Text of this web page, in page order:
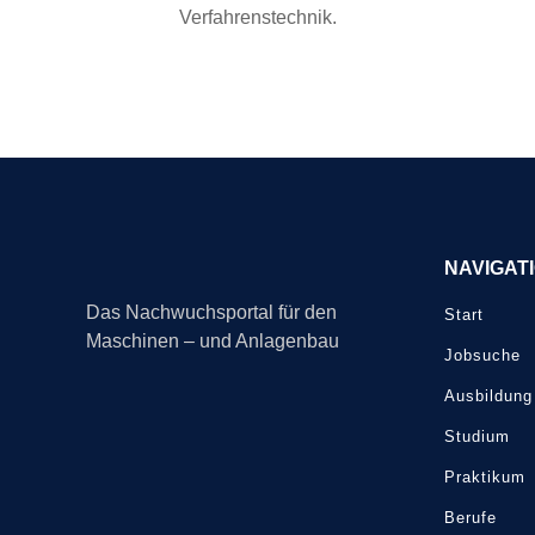
Verfahrenstechnik.
Das Nachwuchsportal für den
Maschinen – und Anlagenbau
Start
Jobsuche
Ausbildung
Studium
Praktikum
Berufe